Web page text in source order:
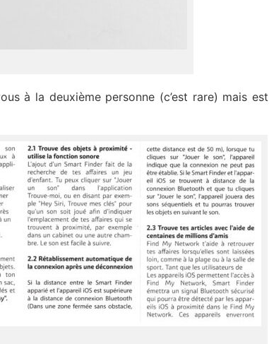
à la deuxième personne (c’est rare) mais est